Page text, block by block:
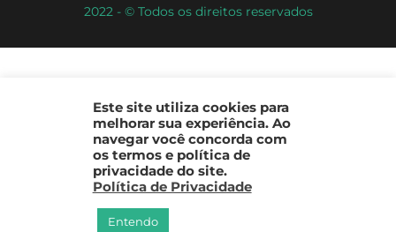
2022 - © Todos os direitos reservados
Este site utiliza cookies para
melhorar sua experiência. Ao
navegar você concorda com
os termos e política de
privacidade do site.
Política de Privacidade
Entendo